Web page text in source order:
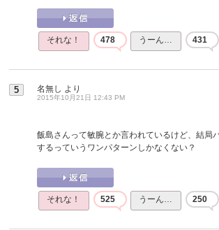
それな！ 478 うーん… 431
5 名無し より
2015年10月21日 12:43 PM
飯島さんって敏腕とか言われているけど、結局
するっていうワンパターンしかなくない？
それな！ 525 うーん… 250